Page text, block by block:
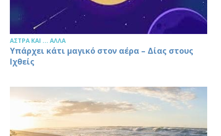
ΆΣΤΡΑ ΚΑΙ ... ΆΛΛΑ
Υπάρχει κάτι μαγικό στον αέρα – Δίας στους
Ιχθείς